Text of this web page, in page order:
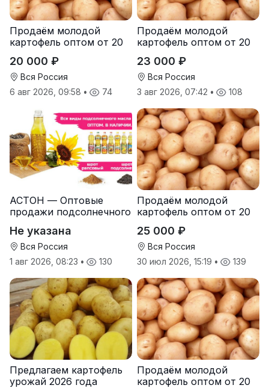
Продаём молодой
картофель оптом от 20
20 000 ₽
Вся Россия
6 авг 2026, 09:58 • 74
Продаём молодой
картофель оптом от 20
23 000 ₽
Вся Россия
3 авг 2026, 07:42 • 108
АСТОН — Оптовые
продажи подсолнечного
Экспорт
Не указана
Вся Россия
1 авг 2026, 08:23 • 130
Продаём молодой
картофель оптом от 20
25 000 ₽
Вся Россия
30 июл 2026, 15:19 • 139
Предлагаем картофель
урожай 2026 года
Продаём молодой
картофель оптом от 20